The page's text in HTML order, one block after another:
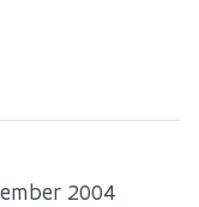
2004